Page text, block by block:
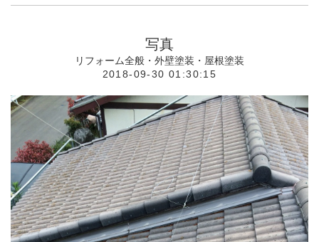
写真
リフォーム全般・外壁塗装・屋根塗装
2018-09-30 01:30:15